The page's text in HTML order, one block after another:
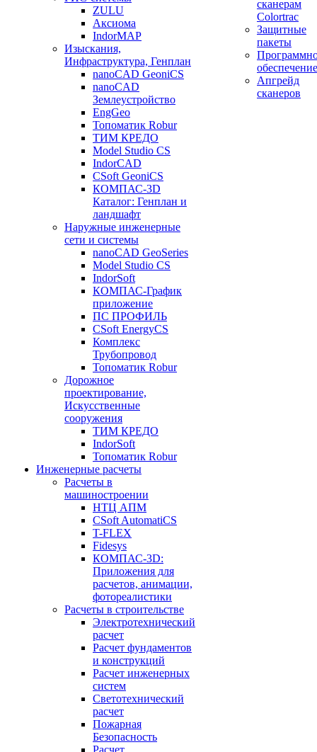
ZULU
Аксиома
IndorMAP
Изыскания,
Инфраструктура, Генплан
nanoCAD GeoniCS
nanoCAD
Землеустройство
EngGeo
Топоматик Robur
ТИМ КРЕДО
Model Studio CS
IndorCAD
CSoft GeoniCS
КОМПАС-3D
Каталог: Генплан и
ландшафт
Наружные инженерные
сети и системы
nanoCAD GeoSeries
Model Studio CS
IndorSoft
КОМПАС-График
приложение
ПС ПРОФИЛЬ
CSoft EnergyCS
Комплекс
Трубопровод
Топоматик Robur
Дорожное
проектирование,
Искусственные
сооружения
ТИМ КРЕДО
IndorSoft
Топоматик Robur
Инженерные расчеты
Расчеты в
машиностроении
НТЦ АПМ
CSoft AutomatiCS
T-FLEX
Fidesys
КОМПАС-3D:
Приложения для
расчетов, анимации,
фотореалистики
Расчеты в строительстве
Электротехнический
расчет
Расчет фундаментов
и конструкций
Расчет инженерных
систем
Светотехнический
расчет
Пожарная
Безопасность
Расчет
сканерам
Colortrac
Защитные
пакеты
обеспечение
Апгрейд
сканеров